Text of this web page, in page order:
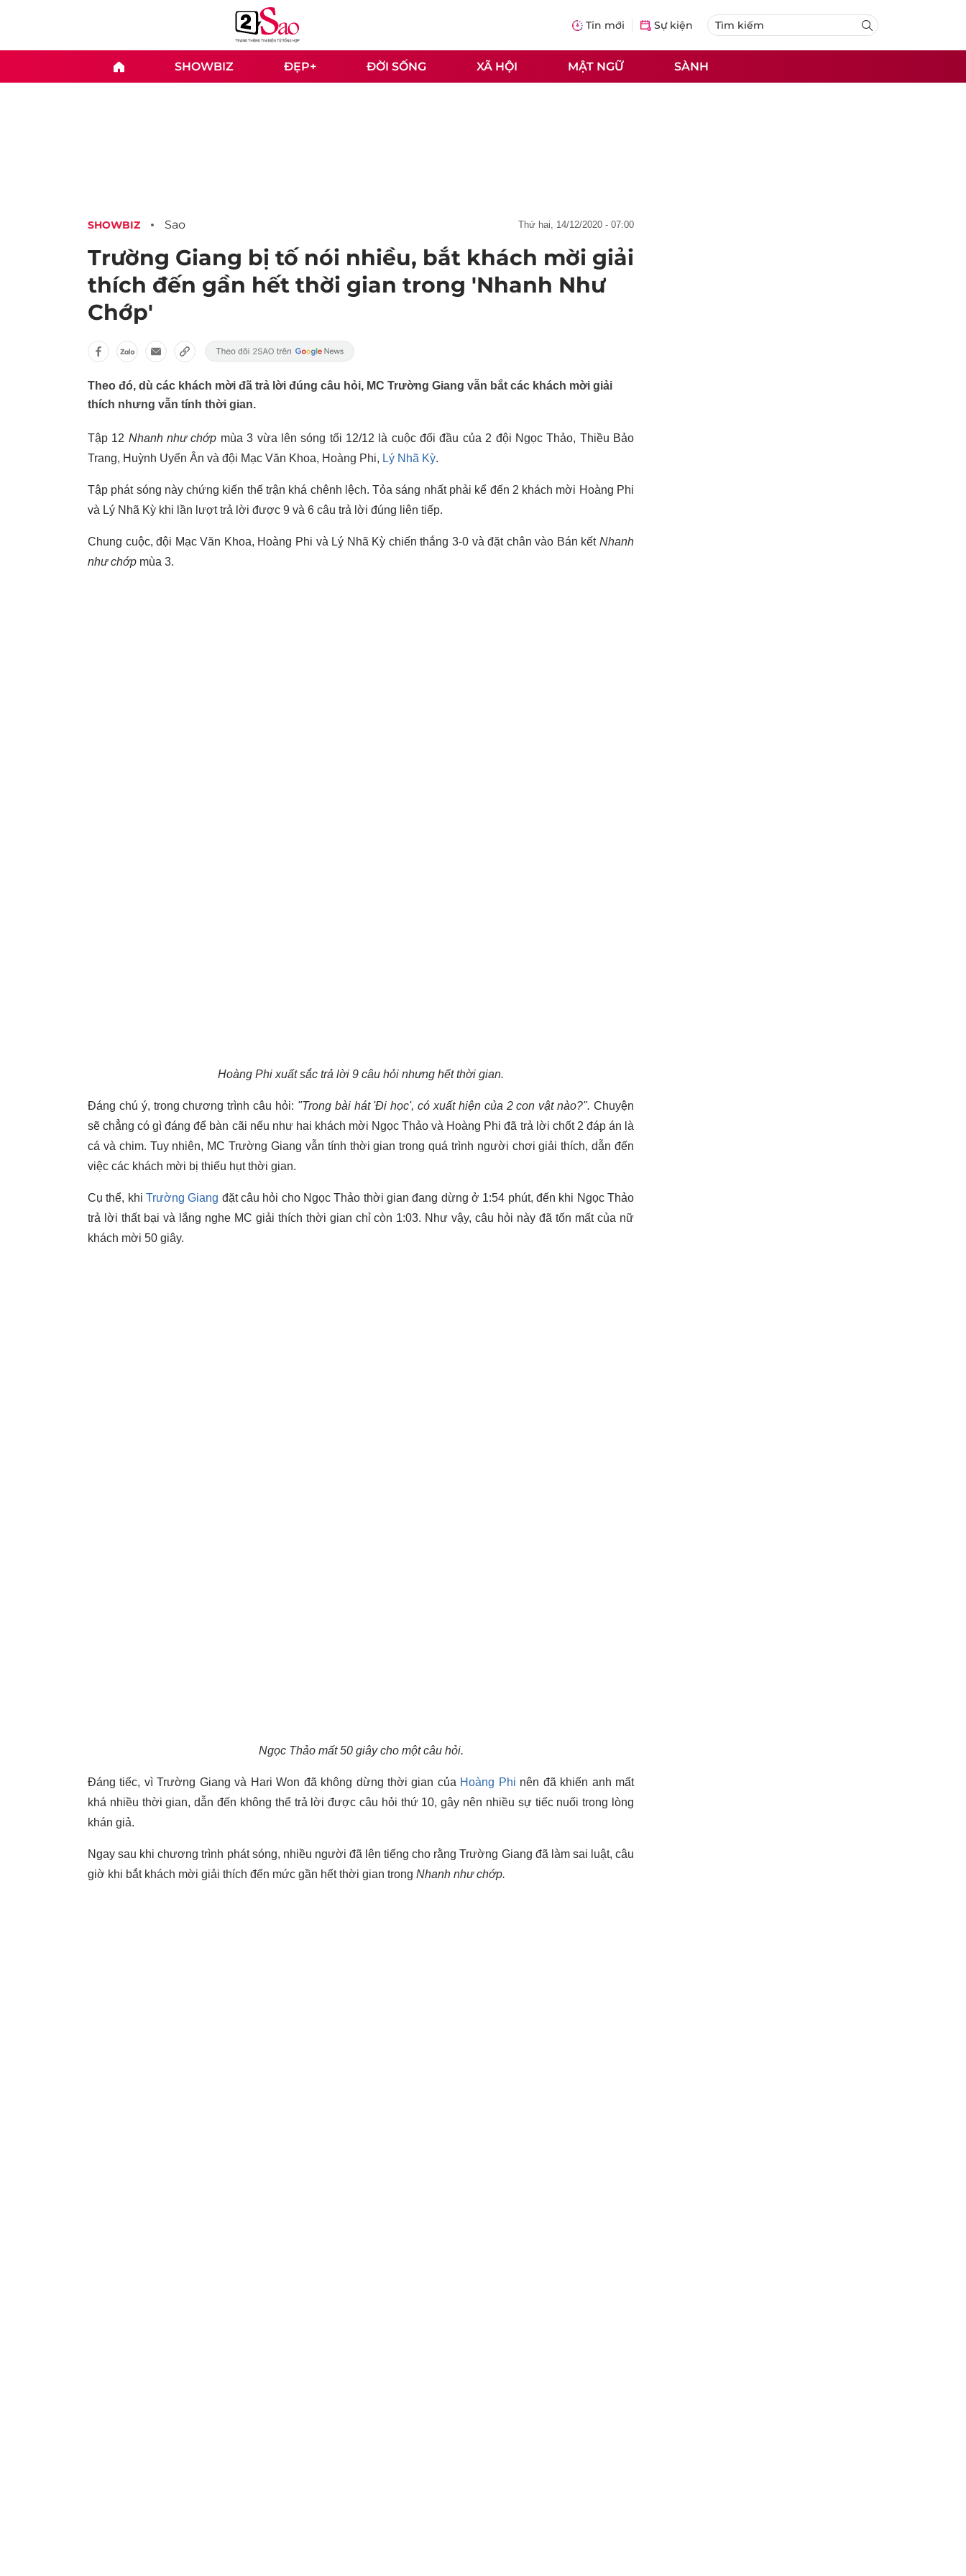
Tin mới Sự kiện
SHOWBIZ ĐẸP+ ĐỜI SỐNG XÃ HỘI MẬT NGỮ SÀNH
SHOWBIZ Sao thứ hai, 14/12/2020 - 07:00
Trường Giang bị tố nói nhiều, bắt khách mời giải
thích đến gần hết thời gian trong 'Nhanh Như
Chớp'
Theo đó, dù các khách mời đã trả lời đúng câu hỏi, MC Trường Giang vẫn bắt các khách mời giải
thích nhưng vẫn tính thời gian.
Tập 12 Nhanh như chớp mùa 3 vừa lên sóng tối 12/12 là cuộc đối đầu của 2 đội Ngọc Thảo, Thiều Bảo
Trang, Huỳnh Uyển Ân và đội Mạc Văn Khoa, Hoàng Phi, Lý Nhã Kỳ.
Tập phát sóng này chứng kiến thế trận khá chênh lệch. Tỏa sáng nhất phải kể đến 2 khách mời Hoàng Phi
và Lý Nhã Kỳ khi lần lượt trả lời được 9 và 6 câu trả lời đúng liên tiếp.
Chung cuộc, đội Mạc Văn Khoa, Hoàng Phi và Lý Nhã Kỳ chiến thắng 3-0 và đặt chân vào Bán kết Nhanh
như chớp mùa 3.
Hoàng Phi xuất sắc trả lời 9 câu hỏi nhưng hết thời gian.
Đáng chú ý, trong chương trình câu hỏi: "Trong bài hát 'Đi học', có xuất hiện của 2 con vật nào?". Chuyện
sẽ chẳng có gì đáng để bàn cãi nếu như hai khách mời Ngọc Thảo và Hoàng Phi đã trả lời chốt 2 đáp án là
cá và chim. Tuy nhiên, MC Trường Giang vẫn tính thời gian trong quá trình người chơi giải thích, dẫn đến
việc các khách mời bị thiếu hụt thời gian.
Cụ thể, khi Trường Giang đặt câu hỏi cho Ngọc Thảo thời gian đang dừng ở 1:54 phút, đến khi Ngọc Thảo
trả lời thất bại và lắng nghe MC giải thích thời gian chỉ còn 1:03. Như vậy, câu hỏi này đã tốn mất của nữ
khách mời 50 giây.
Ngọc Thảo mất 50 giây cho một câu hỏi.
Đáng tiếc, vì Trường Giang và Hari Won đã không dừng thời gian của Hoàng Phi nên đã khiến anh mất
khá nhiều thời gian, dẫn đến không thể trả lời được câu hỏi thứ 10, gây nên nhiều sự tiếc nuối trong lòng
khán giả.
Ngay sau khi chương trình phát sóng, nhiều người đã lên tiếng cho rằng Trường Giang đã làm sai luật, câu
giờ khi bắt khách mời giải thích đến mức gần hết thời gian trong Nhanh như chớp.